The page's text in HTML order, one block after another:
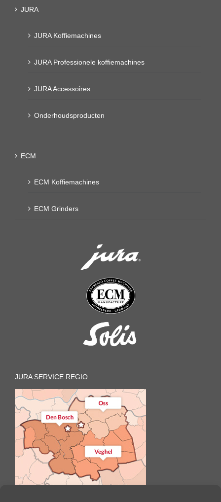
JURA
JURA Koffiemachines
JURA Professionele koffiemachines
JURA Accessoires
Onderhoudsproducten
ECM
ECM Koffiemachines
ECM Grinders
JURA SERVICE REGIO